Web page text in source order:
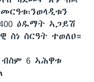
ዕዱማት ኣጋይሽ
ስነ ስርዓት ተወለዐ።
6 ኣሕዋቱ